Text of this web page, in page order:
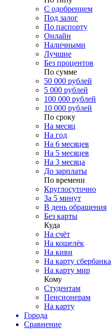
С одобрением
Под залог
По паспорту
Онлайн
Наличными
Лучшие
Без процентов
По сумме
50 000 рублей
5 000 рублей
100 000 рублей
10 000 рублей
По сроку
На месяц
На год
На 6 месяцев
На 5 месяцев
На 3 месяца
До зарплаты
По времени
Круглосуточно
За 5 минут
В день обращения
Без карты
Куда
На счёт
На кошелёк
На киви
На карту сбербанка
На карту мир
Кому
Студентам
Пенсионерам
На карту
Города
Сравнение